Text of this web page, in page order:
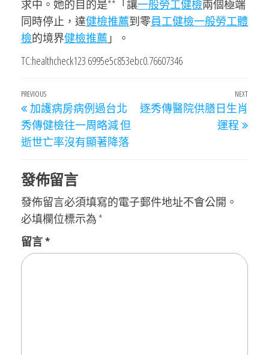
求中。她的目的是**「讓一般勞工健檢兩個極端
同時停止，達健檢推薦到零員工健檢一般勞工體
檢的境界健檢推薦 」。
TC:healthcheck123 6995e5c853ebc0.76607346
文
章
導
Previous
Post
PREVIOUS
加護病房病例過台北
秀傳健檢往一周略減 但
逝世亡率沒有顯著降落
Next
NEXT
逐秀傳醫院供膳日生肖
運程
發佈留言
發佈留言必須填寫的電子郵件地址不會公開。
必填欄位標示為 *
留言*